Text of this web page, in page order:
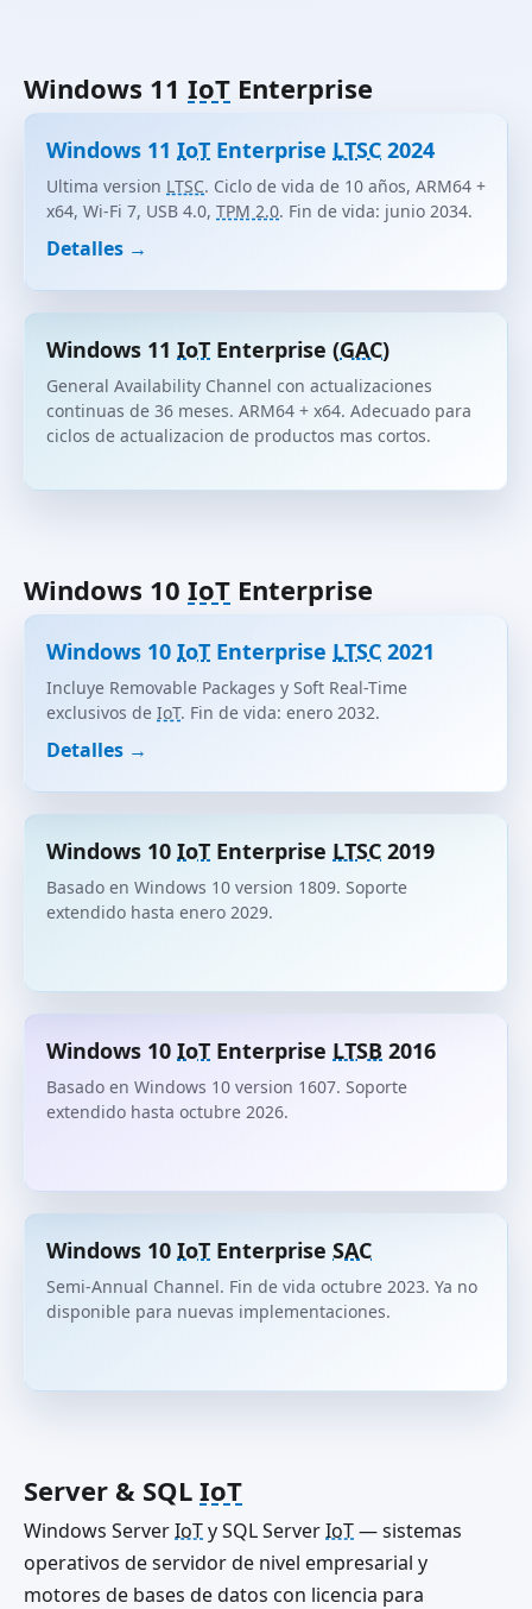
Windows 11 IoT Enterprise
Windows 11 IoT Enterprise LTSC 2024
Ultima version LTSC. Ciclo de vida de 10 años, ARM64 +
x64, Wi-Fi 7, USB 4.0, TPM 2.0. Fin de vida: junio 2034.
Detalles →
Windows 11 IoT Enterprise (GAC)
General Availability Channel con actualizaciones
continuas de 36 meses. ARM64 + x64. Adecuado para
ciclos de actualizacion de productos mas cortos.
Windows 10 IoT Enterprise
Windows 10 IoT Enterprise LTSC 2021
Incluye Removable Packages y Soft Real-Time
exclusivos de IoT. Fin de vida: enero 2032.
Detalles →
Windows 10 IoT Enterprise LTSC 2019
Basado en Windows 10 version 1809. Soporte
extendido hasta enero 2029.
Windows 10 IoT Enterprise LTSB 2016
Basado en Windows 10 version 1607. Soporte
extendido hasta octubre 2026.
Windows 10 IoT Enterprise SAC
Semi-Annual Channel. Fin de vida octubre 2023. Ya no
disponible para nuevas implementaciones.
Server & SQL IoT
Windows ServerIoTy SQL ServerIoT— sistemas
operativos de servidor de nivel empresarial y
motores de bases de datos con licencia para